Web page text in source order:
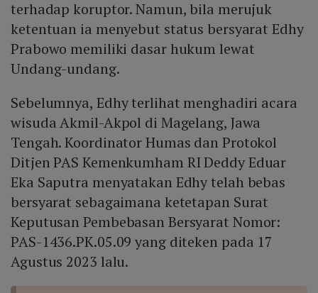
terhadap koruptor. Namun, bila merujuk
ketentuan ia menyebut status bersyarat Edhy
Prabowo memiliki dasar hukum lewat
Undang-undang.
Sebelumnya, Edhy terlihat menghadiri acara
wisuda Akmil-Akpol di Magelang, Jawa
Tengah. Koordinator Humas dan Protokol
Ditjen PAS Kemenkumham RI Deddy Eduar
Eka Saputra menyatakan Edhy telah bebas
bersyarat sebagaimana ketetapan Surat
Keputusan Pembebasan Bersyarat Nomor:
PAS-1436.PK.05.09 yang diteken pada 17
Agustus 2023 lalu.